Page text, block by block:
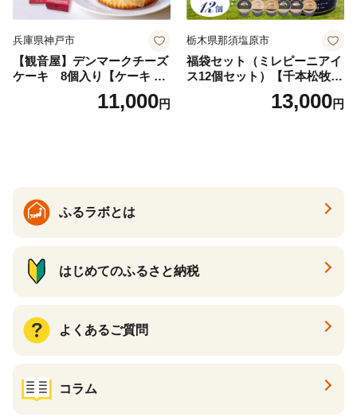
兵庫県神戸市
【観音屋】デンマークチーズ
ケーキ 8個入り【ケーキ チ
ーズケーキ 人気スイーツ お
すすめスイーツ 神戸スイー
11,000円
栃木県那須塩原市
福袋セット（ミレピーニアイ
ス12個セット）【千本松牧
場】 ns025-014-12 【デザー
ト 詰め合わせ ギフト】
13,000円
ふるラボとは
はじめてのふるさと納税
よくあるご質問
コラム